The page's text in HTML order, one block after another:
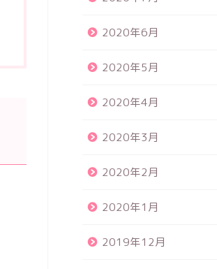
2020年6月
2020年5月
2020年4月
2020年3月
2020年2月
2020年1月
2019年12月